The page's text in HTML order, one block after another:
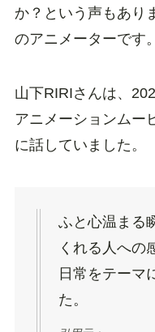
か？という声もあり
のアニメーターです。
山下RIRIさんは、
アニメーションムー
に話していました。
ふと心温まる
くれる人への
日常をテーマ
た。